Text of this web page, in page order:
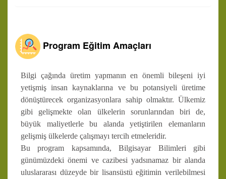
Program Eğitim Amaçları
Bilgi çağında üretim yapmanın en önemli bileşeni iyi
yetişmiş insan kaynaklarına ve bu potansiyeli üretime
dönüştürecek organizasyonlara sahip olmaktır. Ülkemiz
gibi gelişmekte olan ülkelerin sorunlarından biri de,
büyük maliyetlerle bu alanda yetiştirilen elemanların
gelişmiş ülkelerde çalışmayı tercih etmeleridir.
Bu program kapsamında, Bilgisayar Bilimleri gibi
günümüzdeki önemi ve cazibesi yadsınamaz bir alanda
uluslararası düzeyde bir lisansüstü eğitimin verilebilmesi